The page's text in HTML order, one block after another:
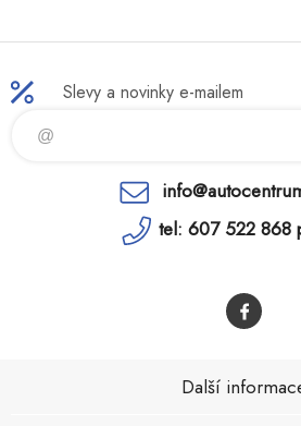
Slevy a novinky e-mailem
tel: 607 522 868
Další